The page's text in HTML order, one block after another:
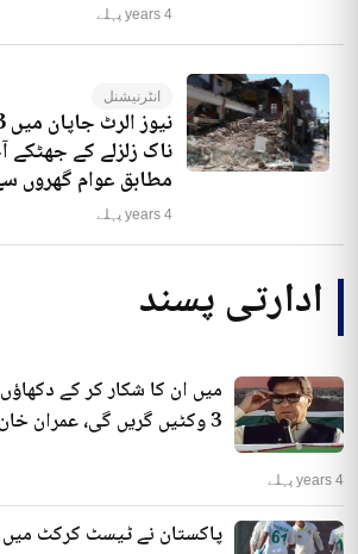
4 years پہلے
انٹرنیشنل
ناک زلزلے کے جھٹکے
مطابق عوام گھروں
4 years پہلے
ادارتی پسند
میں ان کا شکار کر کے
3 وکٹیں گریں گی، عمران خان
4 years پہلے
پاکستان نے ٹیسٹ کرکٹ میں